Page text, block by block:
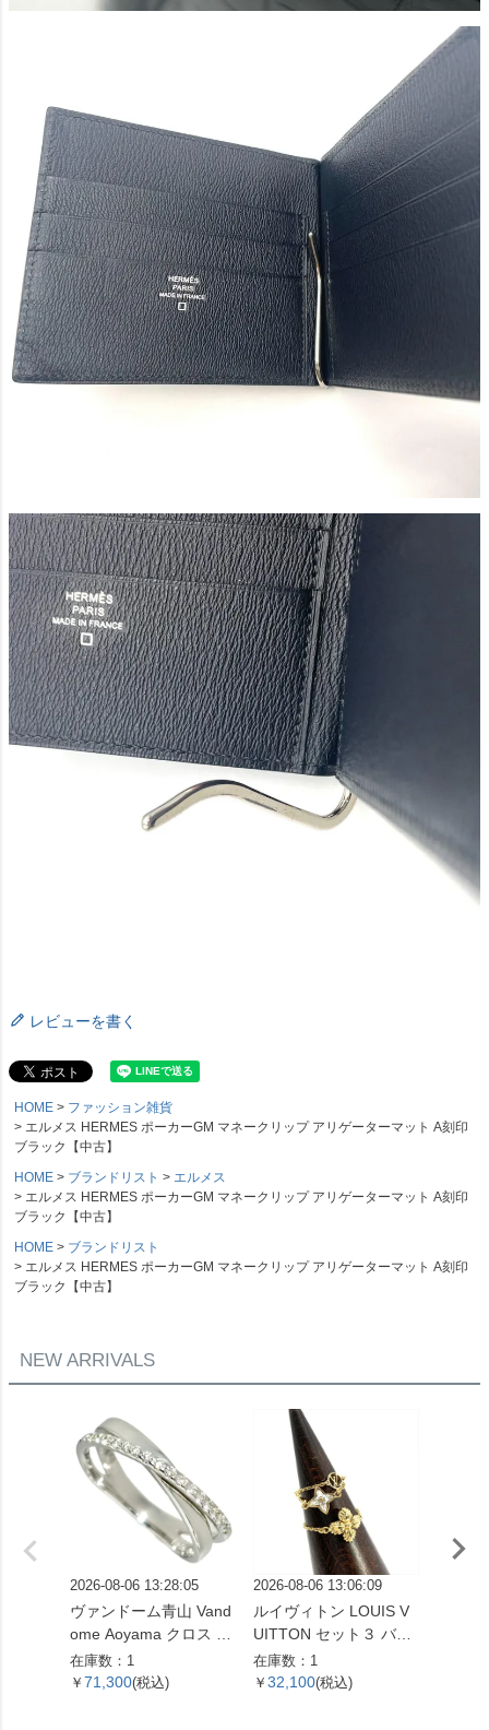
レビューを書く
HOME
ファッション雑貨
エルメス HERMES ポーカーGM マネークリップ アリゲーターマット A刻印
ブラック【中古】
HOME
ブランドリスト
エルメス
エルメス HERMES ポーカーGM マネークリップ アリゲーターマット A刻印
ブラック【中古】
HOME
ブランドリスト
エルメス HERMES ポーカーGM マネークリップ アリゲーターマット A刻印
ブラック【中古】
NEW ARRIVALS
2026-08-06 13:28:05
ヴァンドーム青山 Vand
ome Aoyama クロス モ
チーフ リング 指輪 ダイ
ヤモンド 0.16ct 約13号
在庫数：1
￥ 71,300(税込)
2026-08-06 13:06:09
ルイヴィトン LOUIS V
UITTON セット３ バー
グ・ブルーミングスト
ラス リング 指輪 M683
在庫数：1
￥ 32,100(税込)